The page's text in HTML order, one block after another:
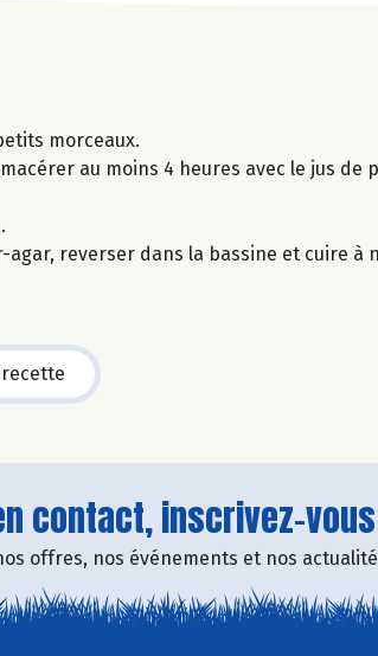
morceaux.
au moins 4 heures avec le jus de
reverser dans la bassine et cuire à
contact, inscrivez-
offres, nos événements et nos